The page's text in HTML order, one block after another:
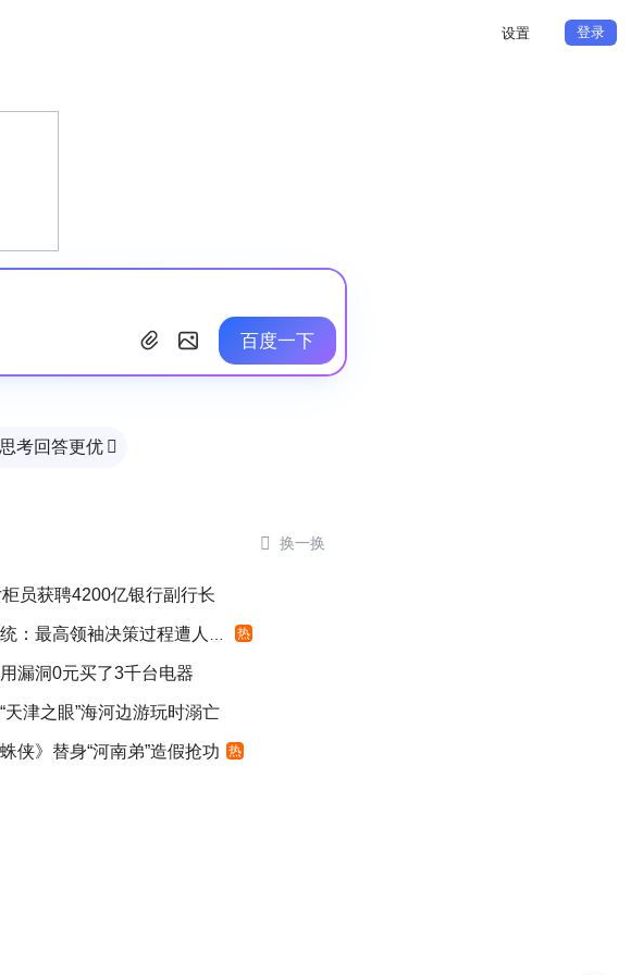
设置 登录
百度一下
考回答更优 
 换一换
员获聘4200亿银行副行长
：最高领袖决策过程遭人利用 热
漏洞0元买了3千台电器
天津之眼”海河边游玩时溺亡
侠》替身“河南弟”造假抢功 热